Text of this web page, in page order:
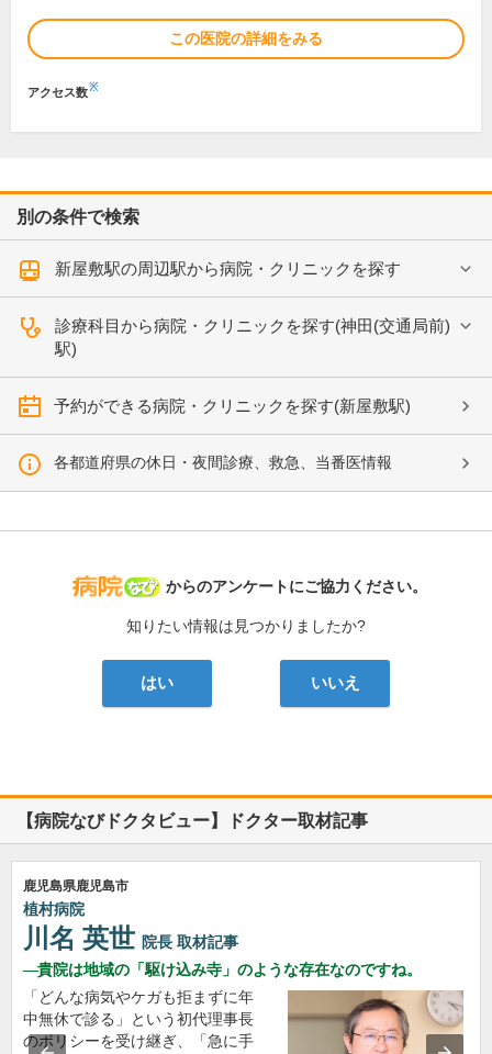
この医院の詳細をみる
アクセス数※
別の条件で検索
新屋敷駅の周辺駅から病院・クリニックを探す
診療科目から病院・クリニックを探す(神田(交通局前)
駅)
予約ができる病院・クリニックを探す(新屋敷駅)
各都道府県の休日・夜間診療、救急、当番医情報
病院なび
からのアンケートにご協力ください。
知りたい情報は見つかりましたか?
はい いいえ
【病院なびドクタビュー】ドクター取材記事
鹿児島県鹿児島市
植村病院
川名 英世 院長 取材記事
貴院は地域の「駆け込み寺」のような存在なのですね。
「どんな病気やケガも拒まずに年
中無休で診る」という初代理事長
のポリシーを受け継ぎ、「急に手